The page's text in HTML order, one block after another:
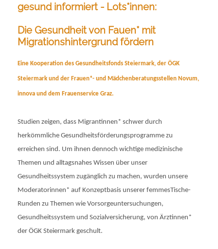
gesund informiert - Lots*innen:
Die Gesundheit von Fauen* mit
Migrationshintergrund fördern
Eine Kooperation des Gesundheitsfonds Steiermark, der ÖGK
Steiermark und der Frauen*- und Mädchenberatungsstellen Novum,
innova und dem Frauenservice Graz.
Studien zeigen, dass Migrantinnen* schwer durch
herkömmliche Gesundheitsförderungsprogramme zu
erreichen sind. Um ihnen dennoch wichtige medizinische
Themen und alltagsnahes Wissen über unser
Gesundheitssystem zugänglich zu machen, wurden unsere
Moderatorinnen* auf Konzeptbasis unserer femmesTische-
Runden zu Themen wie Vorsorgeuntersuchungen,
Gesundheitssystem und Sozialversicherung, von Ärztinnen*
der ÖGK Steiermark geschult.